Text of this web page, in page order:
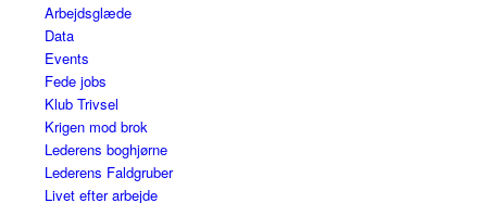
Arbejdsglæde
Data
Events
Fede jobs
Klub Trivsel
Krigen mod brok
Lederens boghjørne
Lederens Faldgruber
Livet efter arbejde